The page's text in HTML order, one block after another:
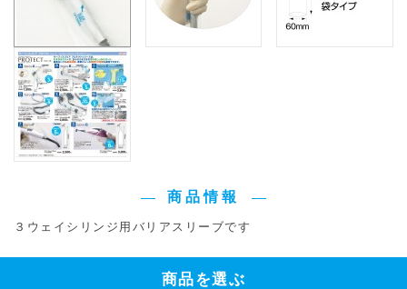
商品情報
３ウェイシリンジ用バリアスリーブです
商品を選ぶ